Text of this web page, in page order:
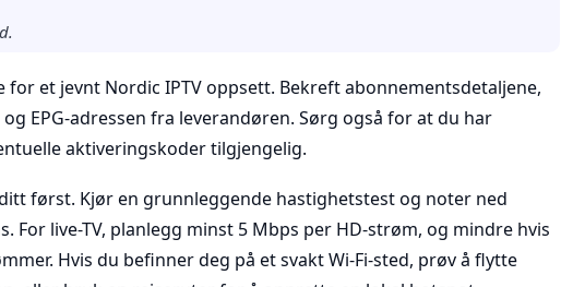
for et jevnt Nordic IPTV oppsett. Bekreft abonnementsdetaljene,
EPG-adressen fra leverandøren. Sørg også for at du har
aktiveringskoder tilgjengelig.
først. Kjør en grunnleggende hastighetstest og noter ned
For live-TV, planlegg minst 5 Mbps per HD-strøm, og mindre hvis
Hvis du befinner deg på et svakt Wi-Fi-sted, prøv å flytte